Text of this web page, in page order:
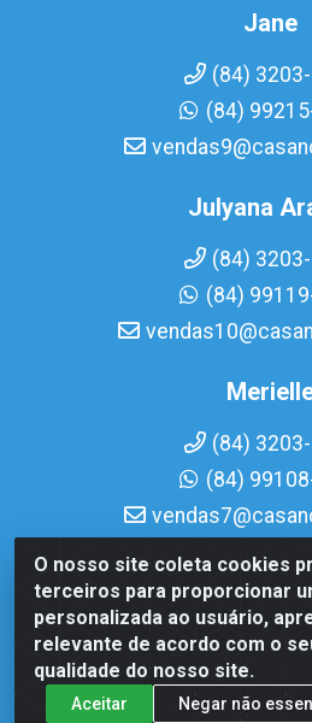
O nosso site coleta cookies
terceiros para proporcionar
personalizada ao usuário,
relevante de acordo com o
qualidade do nosso site.
Aceitar Negar não
Jane
(84)
(84)
Julyana
(84)
(84)
(84)
(84)
Casa Norte LTDA - Av. Interventor
Sept Rosado, Natal/RN -
08.713.513/